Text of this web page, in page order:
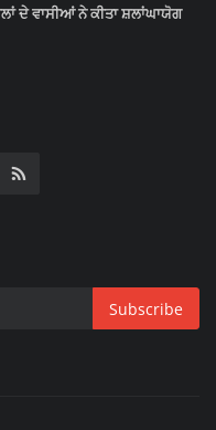
ਦੇ ਵਾਸੀਆਂ ਨੇ ਕੀਤਾ ਸ਼ਲਾਂਘਾਯੋਗ
Subscribe